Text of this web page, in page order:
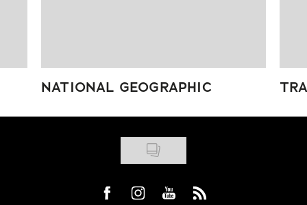
NATIONAL GEOGRAPHIC
Visit us on Facebook
Visit us on Instagram
Visit us on Youtube
Visit us on Rss